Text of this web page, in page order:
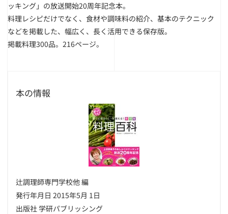
ッキング」の放送開始20周年記念本。
料理レシピだけでなく、食材や調味料の紹介、基本のテクニック
などを掲載した、幅広く、長く活用できる保存版。
掲載料理300品。216ページ。
本の情報
辻調理師専門学校他 編
発行年月日 2015年5月 1日
出版社 学研パブリッシング